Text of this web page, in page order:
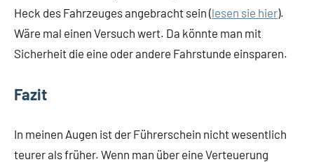
Heck des Fahrzeuges angebracht sein (lesen sie hier).
Wäre mal einen Versuch wert. Da könnte man mit
Sicherheit die eine oder andere Fahrstunde einsparen.
Fazit
In meinen Augen ist der Führerschein nicht wesentlich
teurer als früher. Wenn man über eine Verteuerung